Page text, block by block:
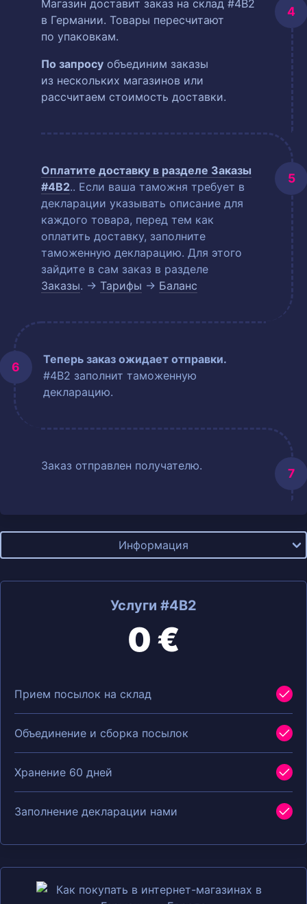
Магазин доставит заказ на склад #4B2
в Германии. Товары пересчитают
по упаковкам.
По запросу объединим заказы
из нескольких магазинов или
рассчитаем стоимость доставки.
Оплатите доставку в разделе Заказы
#4B2.. Если ваша таможня требует в
декларации указывать описание для
каждого товара, перед тем как
оплатить доставку, заполните
таможенную декларацию. Для этого
зайдите в сам заказ в разделе
Заказы. → Тарифы → Баланс
Теперь заказ ожидает отправки.
#4B2 заполнит таможенную
декларацию.
Заказ отправлен получателю.
Информация
Услуги #4B2
0 €
Прием посылок на склад
Объединение и сборка посылок
Хранение 60 дней
Заполнение декларации нами